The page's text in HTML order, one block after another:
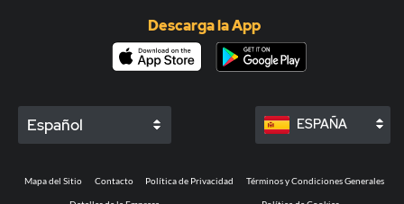
Descarga la App
Español ESPAÑA
Mapa del Sitio Contacto Política de Privacidad Términos y Condiciones Generales